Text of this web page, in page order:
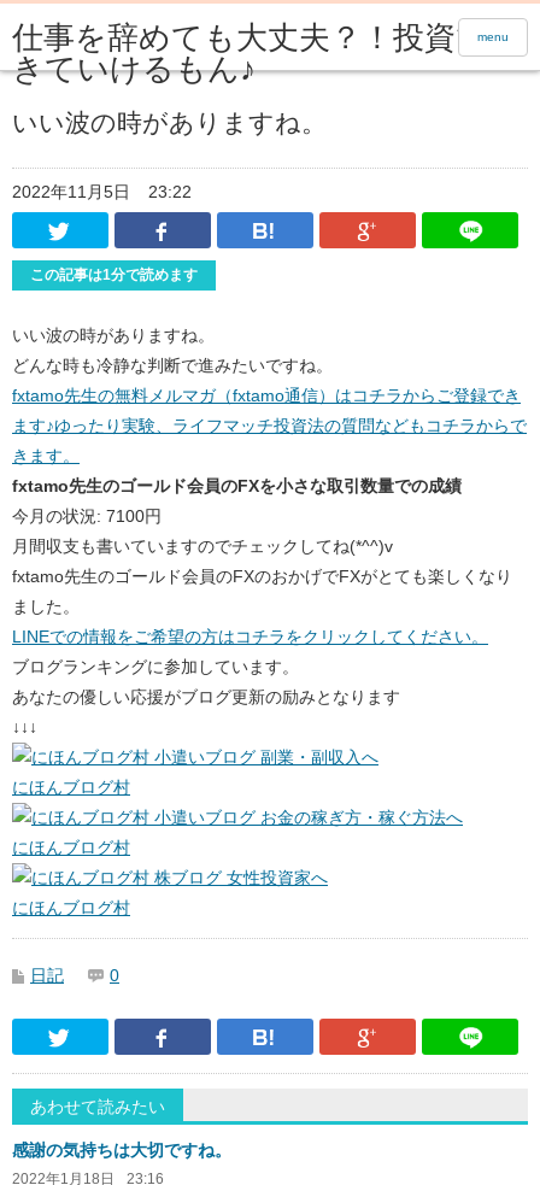
仕事を辞めても大丈夫？！投資で生
きていけるもん♪
menu
いい波の時がありますね。
2022年11月5日
23:22
Twitter
Facebook はてなブックマーク
Google
この記事は1分で読めます
いい波の時がありますね。
どんな時も冷静な判断で進みたいですね。
fxtamo先生の無料メルマガ（fxtamo通信）はコチラからご登録でき
ます♪ゆったり実験、ライフマッチ投資法の質問などもコチラからで
きます。
fxtamo先生のゴールド会員のFXを小さな取引数量での成績
今月の状況: 7100円
月間収支も書いていますのでチェックしてね(*^^)v
fxtamo先生のゴールド会員のFXのおかげでFXがとても楽しくなり
ました。
LINEでの情報をご希望の方はコチラをクリックしてください。
ブログランキングに参加しています。
あなたの優しい応援がブログ更新の励みとなります
↓↓↓
にほんブログ村
にほんブログ村
にほんブログ村
日記 0
Twitter Facebook はてなブックマーク
Google
あわせて読みたい
感謝の気持ちは大切ですね。
2022年1月18日 23:16